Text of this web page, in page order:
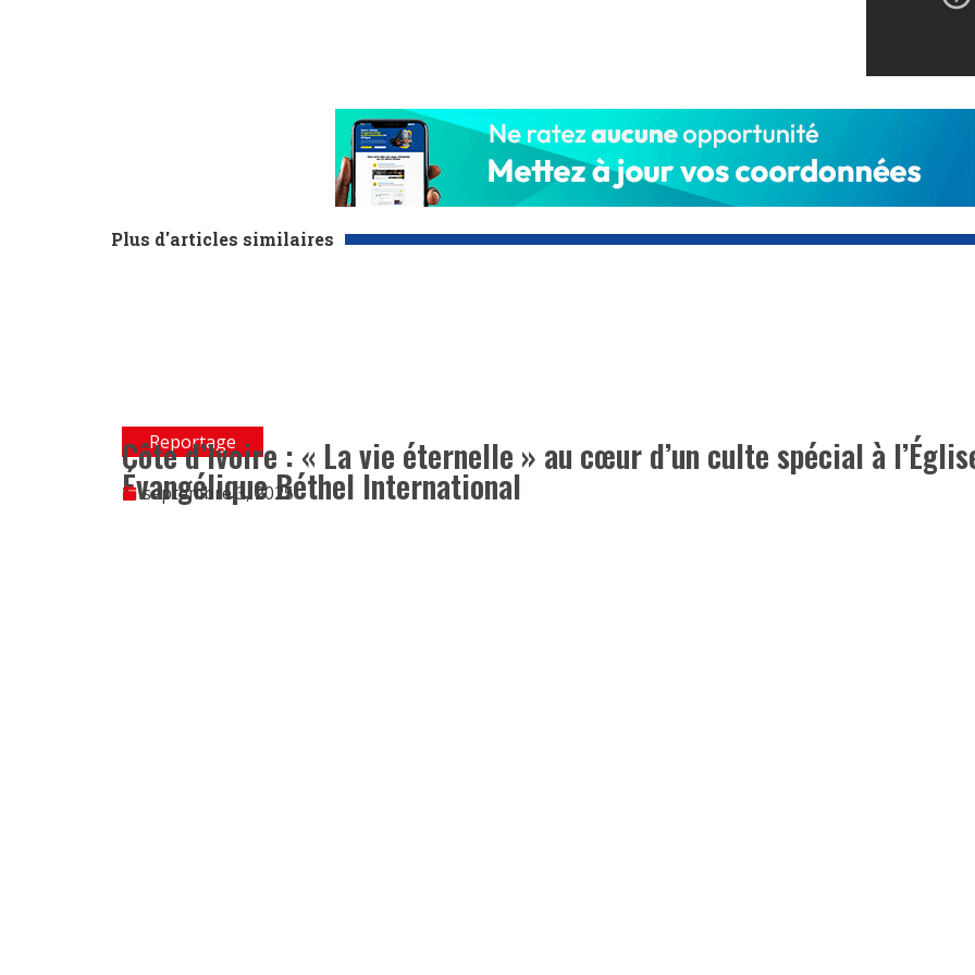
Plus d'articles similaires
Reportage
Côte d’Ivoire : « La vie éternelle » au cœur d’un culte spécial à
Évangélique Béthel International
septembre 3, 2025